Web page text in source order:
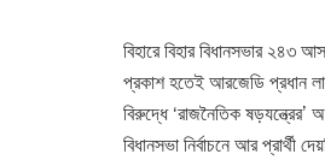
বিহারে বিহার বিধানসভার
প্রকাশ হতেই আরজেডি প্রধান
বিরুদ্ধে ‘রাজনৈতিক
বিধানসভা নির্বাচনে আর